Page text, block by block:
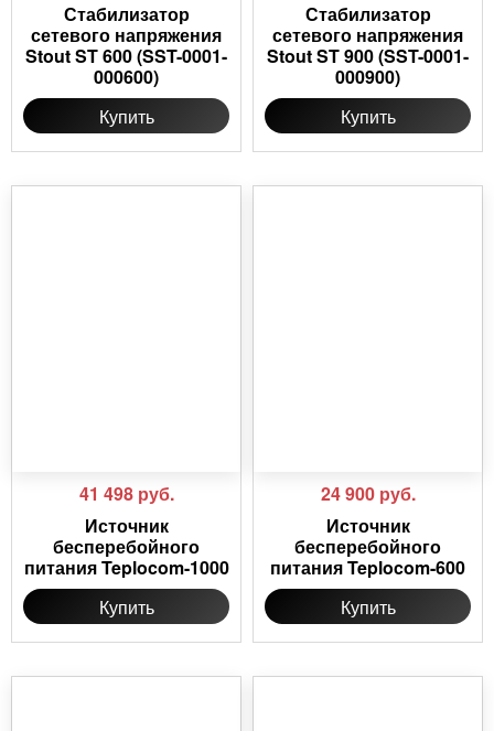
Стабилизатор
сетевого напряжения
Stout ST 600 (SST-0001-
000600)
Купить
Стабилизатор
сетевого напряжения
Stout ST 900 (SST-0001-
000900)
Купить
41 498 руб.
Источник
бесперебойного
питания Teplocom-1000
Купить
24 900 руб.
Источник
бесперебойного
питания Teplocom-600
Купить